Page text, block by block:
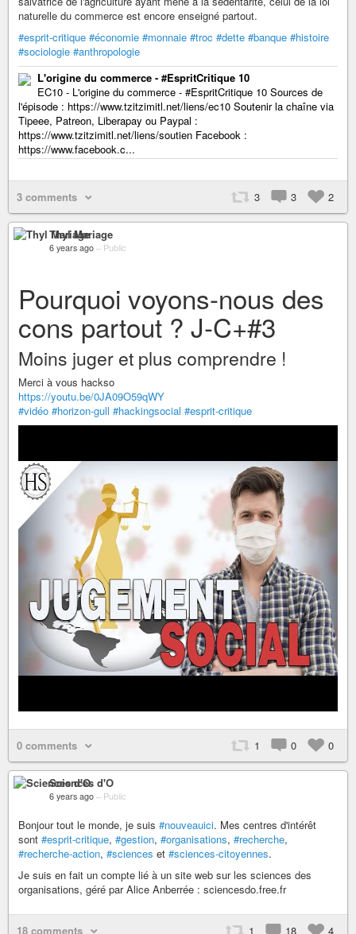
naturelle du commerce est encore enseigné partout.
#esprit-critique #économie #monnaie #troc #dette #banque #histoire
#sociologie #anthropologie
L'origine du commerce - #EspritCritique 10
EC10 - L'origine du commerce - #EspritCritique 10 Sources de
l'épisode : https://www.tzitzimitl.net/liens/ec10 Soutenir la chaîne via
Tipeee, Patreon, Liberapay ou Paypal :
https://www.tzitzimitl.net/liens/soutien Facebook :
https://www.facebook.c...
3 comments 3 3 2
Thyl Mariage
6 years ago – Public
Pourquoi voyons-nous des
cons partout ? J-C+#3
Moins juger et plus comprendre !
Merci à vous hackso
https://youtu.be/0JA09O59qWY
#vidéo #horizon-gull #hackingsocial #esprit-critique
0 comments 1 0 0
Sciences d'O
6 years ago – Public
Bonjour tout le monde, je suis #nouveauici. Mes centres d'intérêt
sont #esprit-critique, #gestion, #organisations, #recherche,
#recherche-action, #sciences et #sciences-citoyennes.
Je suis en fait un compte lié à un site web sur les sciences des
organisations, géré par Alice Anberrée : sciencesdo.free.fr
18 comments 1 18 4